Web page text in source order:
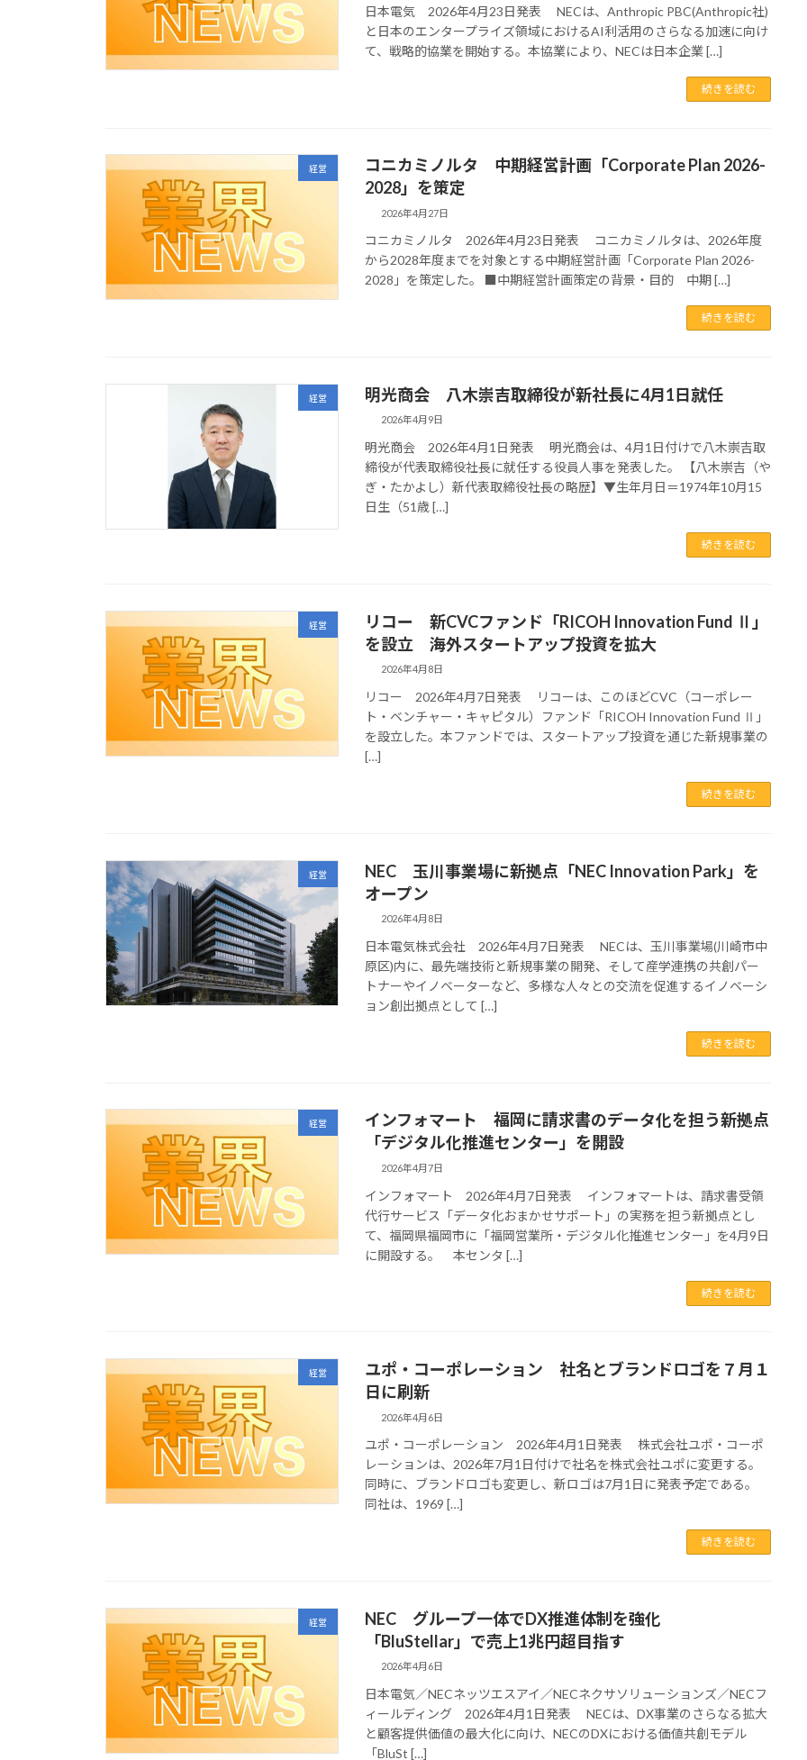
日本電気 2026年4月23日発表 NECは、Anthropic PBC(Anthropic社)
と日本のエンタープライズ領域におけるAI利活用のさらなる加速に向け
て、戦略的協業を開始する。本協業により、NECは日本企業 […]
続きを読む
経営
コニカミノルタ 中期経営計画「Corporate Plan 2026-
2028」を策定
2026年4月27日
コニカミノルタ 2026年4月23日発表 コニカミノルタは、2026年度
から2028年度までを対象とする中期経営計画「Corporate Plan 2026-
2028」を策定した。 ■中期経営計画策定の背景・目的 中期 […]
続きを読む
経営 明光商会 八木崇吉取締役が新社長に4月1日就任
2026年4月9日
明光商会 2026年4月1日発表 明光商会は、4月1日付けで八木崇吉取
締役が代表取締役社長に就任する役員人事を発表した。 【八木崇吉（や
ぎ・たかよし）新代表取締役社長の略歴】▼生年月日＝1974年10月15
日生（51歳 […]
続きを読む
経営
リコー 新CVCファンド「RICOH Innovation Fund Ⅱ」
を設立 海外スタートアップ投資を拡大
2026年4月8日
リコー 2026年4月7日発表 リコーは、このほどCVC（コーポレー
ト・ベンチャー・キャピタル）ファンド「RICOH Innovation Fund Ⅱ」
を設立した。本ファンドでは、スタートアップ投資を通じた新規事業の
[…]
続きを読む
経営
NEC 玉川事業場に新拠点「NEC Innovation Park」を
オープン
2026年4月8日
日本電気株式会社 2026年4月7日発表 NECは、玉川事業場(川崎市中
原区)内に、最先端技術と新規事業の開発、そして産学連携の共創パー
トナーやイノベーターなど、多様な人々との交流を促進するイノベーシ
ョン創出拠点として […]
続きを読む
経営
インフォマート 福岡に請求書のデータ化を担う新拠点
「デジタル化推進センター」を開設
2026年4月7日
インフォマート 2026年4月7日発表 インフォマートは、請求書受領
代行サービス「データ化おまかせサポート」の実務を担う新拠点とし
て、福岡県福岡市に「福岡営業所・デジタル化推進センター」を4月9日
に開設する。 本センタ […]
続きを読む
経営
ユポ・コーポレーション 社名とブランドロゴを７月１
日に刷新
2026年4月6日
ユポ・コーポレーション 2026年4月1日発表 株式会社ユポ・コーポ
レーションは、2026年7月1日付けで社名を株式会社ユポに変更する。
同時に、ブランドロゴも変更し、新ロゴは7月1日に発表予定である。
同社は、1969 […]
続きを読む
経営
NEC グループ一体でDX推進体制を強化
「BluStellar」で売上1兆円超目指す
2026年4月6日
日本電気／NECネッツエスアイ／NECネクサソリューションズ／NECフ
ィールディング 2026年4月1日発表 NECは、DX事業のさらなる拡大
と顧客提供価値の最大化に向け、NECのDXにおける価値共創モデル
「BluSt […]